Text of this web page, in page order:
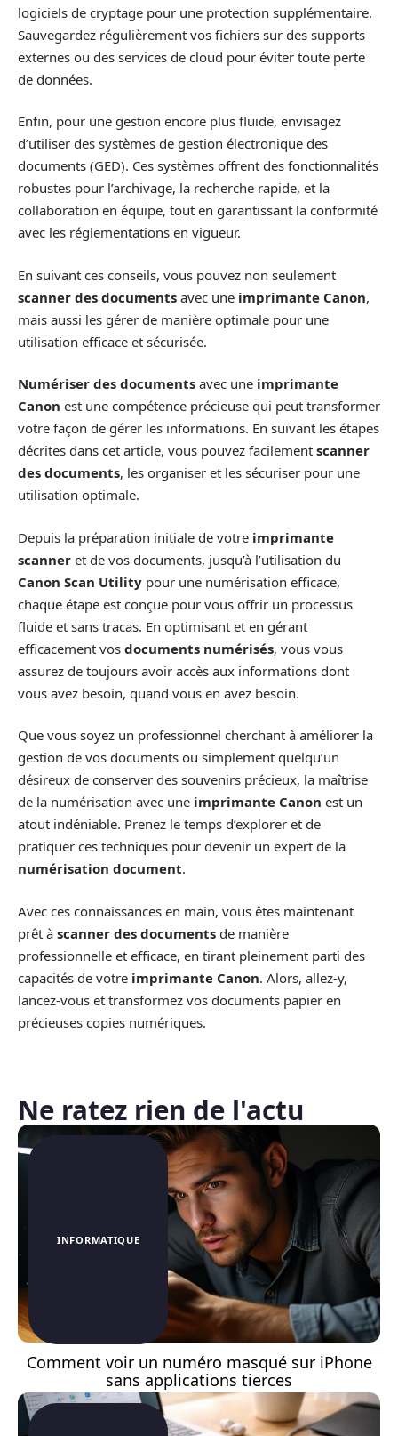
logiciels de cryptage pour une protection supplémentaire.
Sauvegardez régulièrement vos fichiers sur des supports
externes ou des services de cloud pour éviter toute perte
de données.
Enfin, pour une gestion encore plus fluide, envisagez
d’utiliser des systèmes de gestion électronique des
documents (GED). Ces systèmes offrent des fonctionnalités
robustes pour l’archivage, la recherche rapide, et la
collaboration en équipe, tout en garantissant la conformité
avec les réglementations en vigueur.
En suivant ces conseils, vous pouvez non seulement
scanner des documents avec une imprimante Canon,
mais aussi les gérer de manière optimale pour une
utilisation efficace et sécurisée.
Numériser des documents avec une imprimante
Canon est une compétence précieuse qui peut transformer
votre façon de gérer les informations. En suivant les étapes
décrites dans cet article, vous pouvez facilement scanner
des documents, les organiser et les sécuriser pour une
utilisation optimale.
Depuis la préparation initiale de votre imprimante
scanner et de vos documents, jusqu’à l’utilisation du
Canon Scan Utility pour une numérisation efficace,
chaque étape est conçue pour vous offrir un processus
fluide et sans tracas. En optimisant et en gérant
efficacement vos documents numérisés, vous vous
assurez de toujours avoir accès aux informations dont
vous avez besoin, quand vous en avez besoin.
Que vous soyez un professionnel cherchant à améliorer la
gestion de vos documents ou simplement quelqu’un
désireux de conserver des souvenirs précieux, la maîtrise
de la numérisation avec une imprimante Canon est un
atout indéniable. Prenez le temps d’explorer et de
pratiquer ces techniques pour devenir un expert de la
numérisation document.
Avec ces connaissances en main, vous êtes maintenant
prêt à scanner des documents de manière
professionnelle et efficace, en tirant pleinement parti des
capacités de votre imprimante Canon. Alors, allez-y,
lancez-vous et transformez vos documents papier en
précieuses copies numériques.
Ne ratez rien de l'actu
INFORMATIQUE
Comment voir un numéro masqué sur iPhone
sans applications tierces